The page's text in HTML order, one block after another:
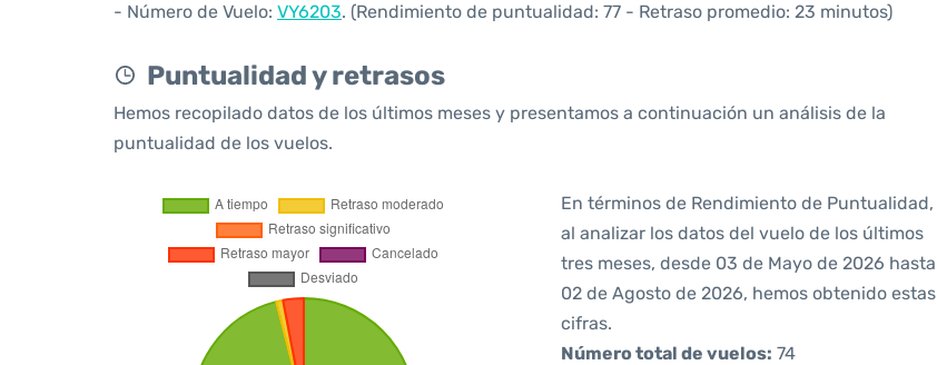
- Número de Vuelo: VY6203. (Rendimiento de puntualidad: 77 - Retraso promedio: 23 minutos)
Puntualidad y retrasos
Hemos recopilado datos de los últimos meses y presentamos a continuación un análisis de la
puntualidad de los vuelos.
En términos de Rendimiento de Puntualidad,
al analizar los datos del vuelo de los últimos
tres meses, desde 03 de Mayo de 2026 hasta
02 de Agosto de 2026, hemos obtenido estas
cifras.
Número total de vuelos: 74